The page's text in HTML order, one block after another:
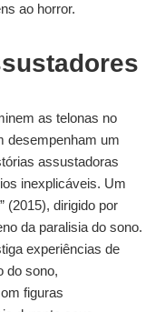
ao horror.
as telonas no
desempenham um
assustadoras
inexplicáveis. Um
(2015), dirigido por
da paralisia do sono.
experiências de
do sono,
figuras